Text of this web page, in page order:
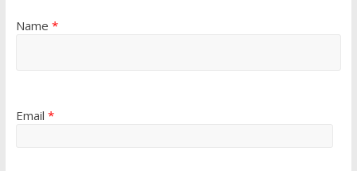
Name *
Email *